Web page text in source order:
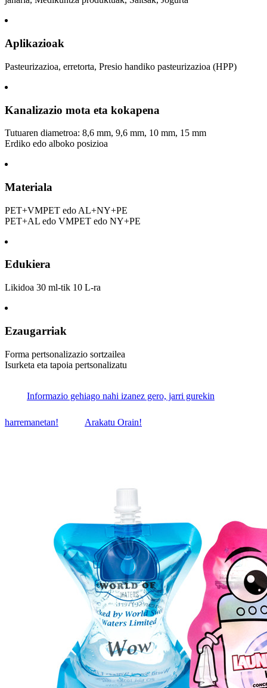
Aplikazioak
Pasteurizazioa, erretorta, Presio handiko pasteurizazioa (HPP)
Kanalizazio mota eta kokapena
Tutuaren diametroa: 8,6 mm, 9,6 mm, 10 mm, 15 mm
Erdiko edo alboko posizioa
Materiala
PET+VMPET edo AL+NY+PE
PET+AL edo VMPET edo NY+PE
Edukiera
Likidoa 30 ml-tik 10 L-ra
Ezaugarriak
Forma pertsonalizazio sortzailea
Isurketa eta tapoia pertsonalizatu
Informazio gehiago nahi izanez gero, jarri gurekin
harremanetan! Arakatu Orain!